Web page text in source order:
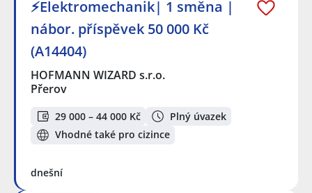
⚡Elektromechanik| 1 směna |
nábor. příspěvek 50 000 Kč
(A14404)
HOFMANN WIZARD s.r.o.
Přerov
29 000 – 44 000 Kč
Plný úvazek
Vhodné také pro cizince
dnešní